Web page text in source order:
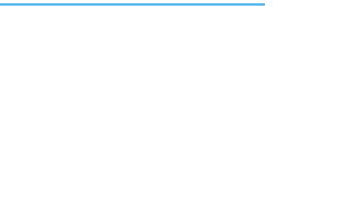
LQ45 631 -3,13 -0,49% ISSI 219 -0,63